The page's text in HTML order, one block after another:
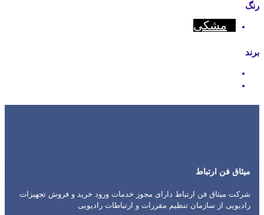
رنگ
مشکی
برند
میثاق فن ارتباط
شرکت میثاق فن ارتباط دارای مجوز خدمات ورود خرید و فروش تجهیزات
رادیویی از سازمان تنظیم مقررات و ارتباطات رادیویی